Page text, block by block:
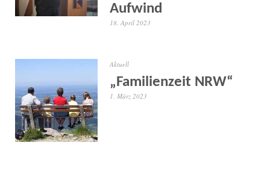
Aufwind
18. April 2023
Aktuell
„Familienzeit NRW“
1. März 2023